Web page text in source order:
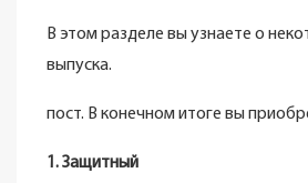
В этом разделе вы узнаете о
выпуска.
пост. В конечном итоге вы
1. Защитный